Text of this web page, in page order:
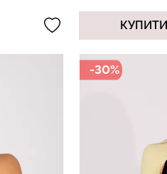
КУПИТИ
-30%